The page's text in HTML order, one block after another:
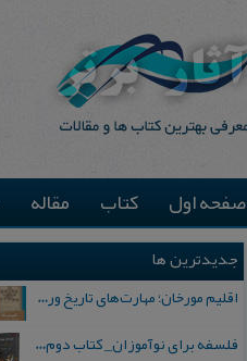
صفحه اول کتاب مقاله
جدیدترین ها
اقلیم مورخان؛ مهارت‌های تاریخ ورزی علمی
فلسفه برای نوآموزان_ کتاب دوم: پرسش درباره واقعیت و معرفت